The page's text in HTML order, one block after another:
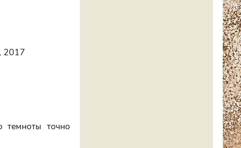
2017
темноты точно